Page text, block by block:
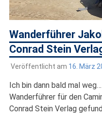
Wanderführer
Conrad Stein
Veröffentlicht am 16. März
Ich bin dann bald mal
Wanderführer für den
Conrad Stein Verlag